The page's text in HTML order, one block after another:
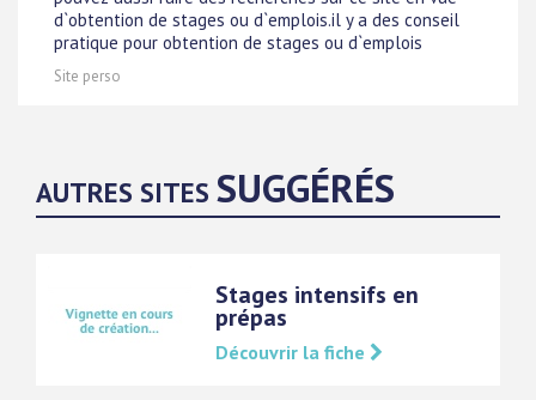
d`obtention de stages ou d`emplois.il y a des conseil
pratique pour obtention de stages ou d`emplois
Site perso
AUTRES SITES SUGGÉRÉS
Stages intensifs en
prépas
Découvrir la fiche